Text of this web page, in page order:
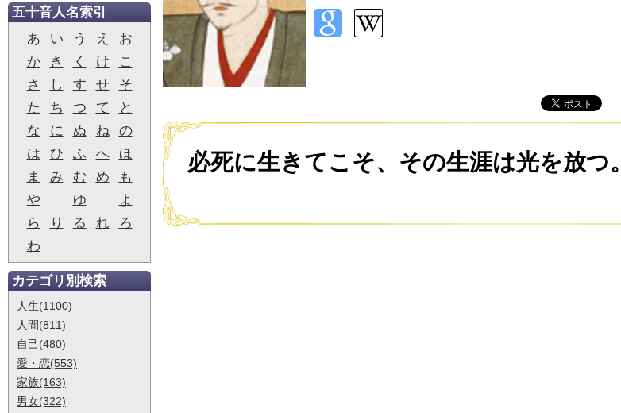
必死に生きてこそ、その生涯は光を放つ。
五十音人名索引
あ
い う え
お
か
き く け
こ
さ
し す せ
そ
た
ち つ て
と
な
に ぬ ね
の
は
ひ ふ へ
ほ
ま
み む め
も
や
ゆ
よ
ら
り る れ
ろ
わ
カテゴリ別検索
人生(1100)
人間(811)
自己(480)
愛・恋(553)
家族(163)
男女(322)